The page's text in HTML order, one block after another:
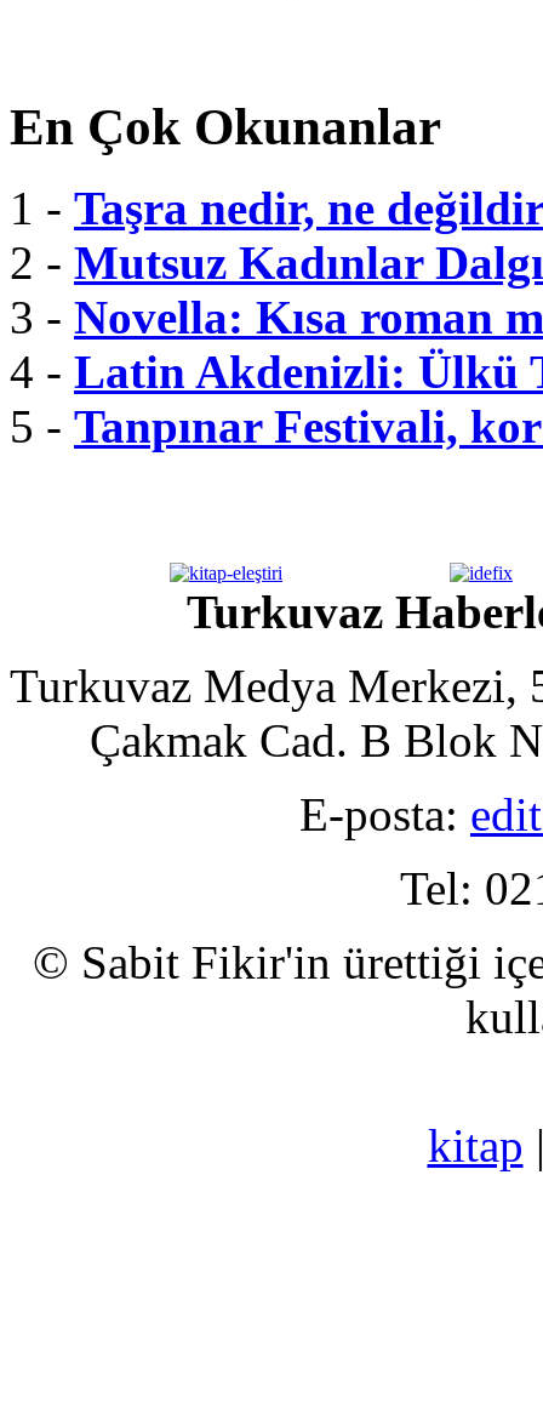
En Çok Okunanlar
1 - Taşra nedir, ne
2 - Mutsuz Kadınlar
3 - Novella: Kısa roman
4 - Latin Akdenizli: Ülkü
5 - Tanpınar Festivali,
Turkuvaz
Turkuvaz Medya Merkezi,
Çakmak Cad. B Blok
E-posta:
Tel:
© Sabit Fikir'in ürettiği
kitap